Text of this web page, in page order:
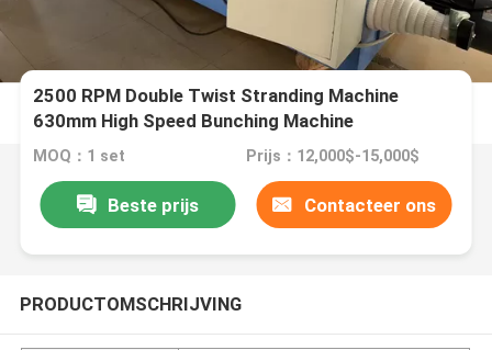
2500 RPM Double Twist Stranding Machine
630mm High Speed Bunching Machine
MOQ：1 set Prijs：12,000$-15,000$
Beste prijs Contacteer ons
PRODUCTOMSCHRIJVING